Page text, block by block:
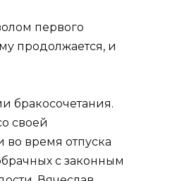
первого
продолжается, и
бракосочетания.
своей
время отпуска
с законным